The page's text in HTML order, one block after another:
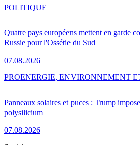
Quatre pays européens mettent en garde
Russie pour l'Ossétie du Sud
07.08.2026
POLITIQUE
Panneaux solaires et puces : Trump
polysilicium
07.08.2026
PROENERGIE, ENVIRONNEMENT